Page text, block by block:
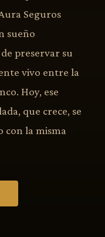
Seguros
sueño
preservar su
vivo entre la
Hoy, ese
que crece, se
con la misma